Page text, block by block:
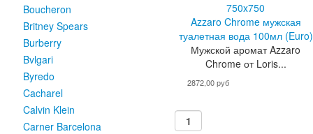
Boucheron
Britney Spears
Burberry
Bvlgari
Byredo
Cacharel
Calvin Klein
Carner Barcelona
Azzaro Chrome мужская
туалетная вода 100мл (Euro)
Мужской аромат Azzaro
Chrome от Loris...
2872,00 руб